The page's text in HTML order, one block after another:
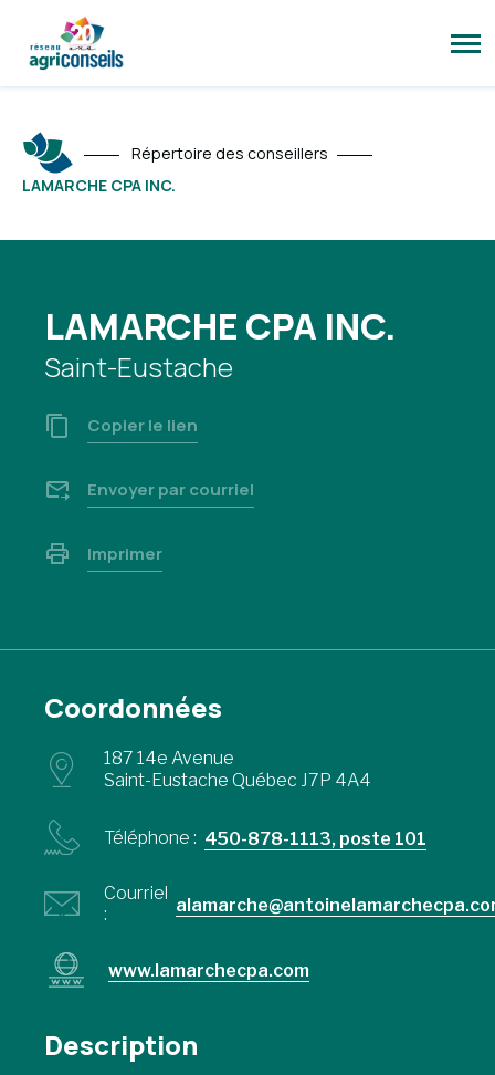
la
Répertoire des conseillers
LAMARCHE CPA INC.
LAMARCHE CPA INC.
Saint-Eustache
Copier le lien
Envoyer par courriel
Imprimer
Coordonnées
187 14e Avenue
Saint-Eustache Québec J7P 4A4
Téléphone : 450-878-1113, poste 101
Courriel
:
www.lamarchecpa.com
Description